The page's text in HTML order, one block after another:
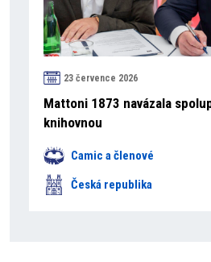
23 července 2026
Mattoni 1873 navázala
knihovnou
Camic a členové
Česká republika